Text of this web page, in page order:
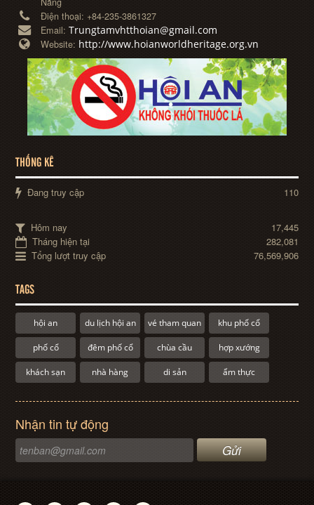
Điện thoại: +84-235-3861327
Email:Trungtamvhtthoian@gmail.com
Website: http://www.hoianworldheritage.org.vn
THỐNG KÊ
Đang truy cập 110
Hôm nay
17,445
Tháng hiện tại
282,081
Tổng lượt truy cập
76,569,906
TAGS
hội an du lịch hội an vé tham quan khu phố cổ
phố cổ đêm phố cổ chùa cầu hợp xướng
khách sạn nhà hàng di sản ẩm thực
Nhận tin tự động